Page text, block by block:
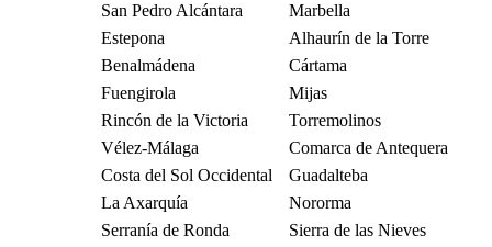
San Pedro Alcántara
Marbella
Estepona
Alhaurín de la Torre
Benalmádena
Cártama
Fuengirola
Mijas
Rincón de la Victoria
Torremolinos
Vélez-Málaga
Comarca de Antequera
Costa del Sol Occidental
Guadalteba
La Axarquía
Nororma
Serranía de Ronda
Sierra de las Nieves